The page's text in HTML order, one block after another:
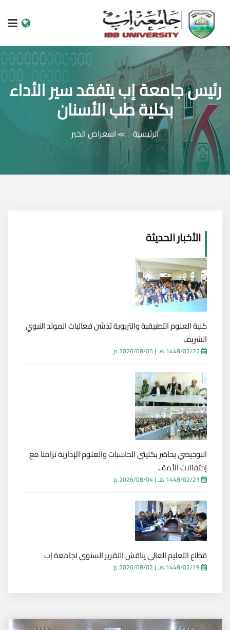
الرئيسية
عن الجامعة
البرامج الاكاديمية
خدمات الطالب
الكليات والمراكز
رئيس جامعة إب يتفقد سير الأداء
بكلية طب الأسنان
الرئيسية اسعراض الخبر
الأخبار الحديثة
كلية العلوم التطبيقية والتربوية تدشن فعاليات المولد النبوي
الشريف
| 2026/08/05 م
البوحيصي يحاضر بكليتي الحاسبات والعلوم الإدارية تزامنا مع
إحتفالات الأمة...
|2026/08/04 م
قطاع التعليم العالي يناقش التقرير السنوي لجامعة إب
| 2026/08/02 م